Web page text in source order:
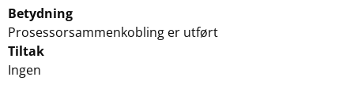
Betydning
Prosessorsammenkobling er utført
Tiltak
Ingen